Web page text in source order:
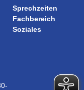
Sprechzeiten
Fachbereich
Soziales